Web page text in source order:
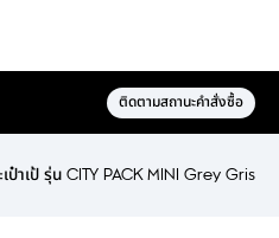
ติดตามสถานะคำสั่งซื้อ
เป๋าเป้ รุ่น CITY PACK MINI Grey Gris